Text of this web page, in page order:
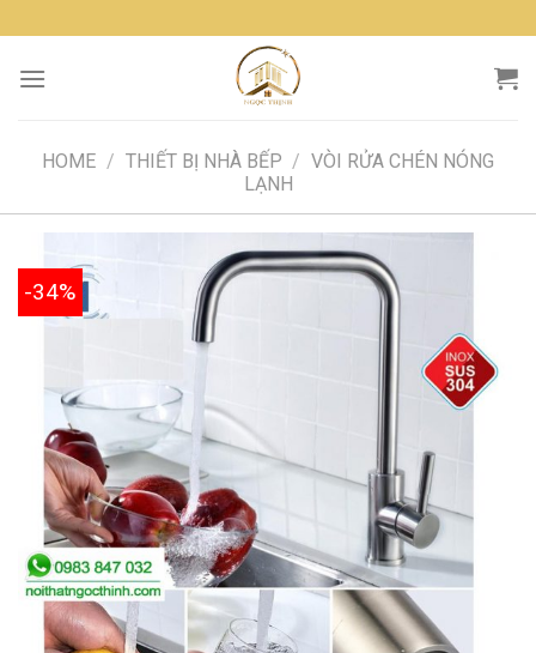
to
content
HOME / THIẾT BỊ NHÀ BẾP / VÒI RỬA CHÉN NÓNG
LẠNH
-34%